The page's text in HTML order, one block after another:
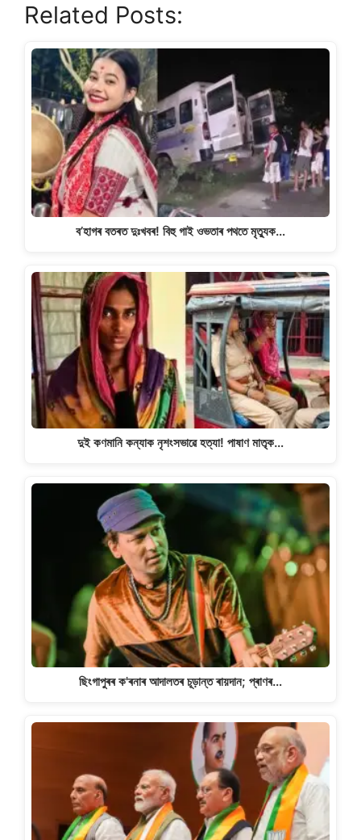
at
s
A
p
p
c
e
b
o
o
k
e
gr
a
m
y
n
k
e
Related Posts:
ব’হাগৰ বতৰত দুঃখবৰ! বিহু গাই ওভতাৰ পথতে মৃত্যুক…
দুই কণমানি কন্যাক নৃশংসভাৱে হত্যা! পাষাণ মাতৃক…
ছিংগাপুৰৰ ক'ৰনাৰ আদালতৰ চূড়ান্ত ৰায়দান; প্ৰাণৰ…